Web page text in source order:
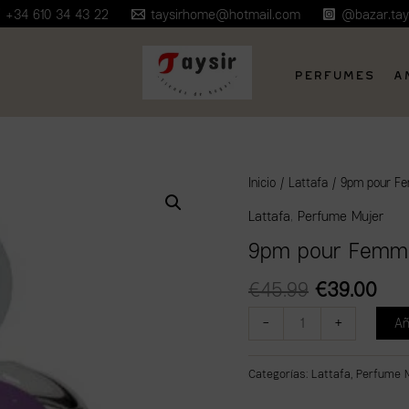
+34 610 34 43 22 taysirhome@hotmail.com
Perfumes
Inicio / Lattafa / 9pm pour
Lattafa, Perfume Mujer
9pm pour
€45.99
El
precio
original
era:
€45.99.
€39.00
El
es:
-
9pm
de
cantidad
+
Categorías: Lattafa, Perfume